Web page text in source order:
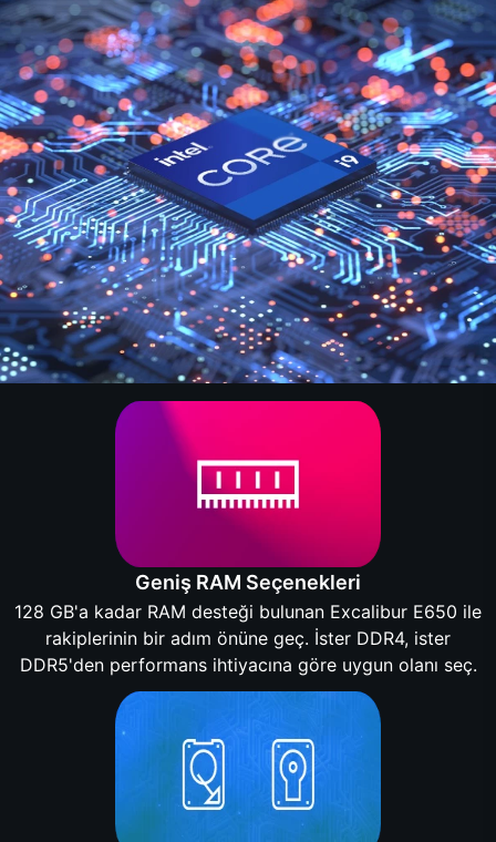
Geniş RAM Seçenekleri
128 GB'a kadar RAM desteği bulunan Excalibur E650 ile
rakiplerinin bir adım önüne geç. İster DDR4, ister
DDR5'den performans ihtiyacına göre uygun olanı seç.